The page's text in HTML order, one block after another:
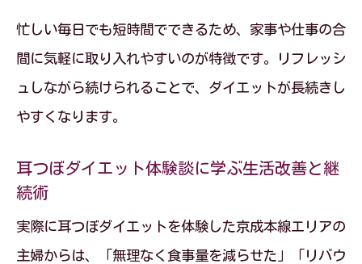
忙しい毎日でも短時間でできるため、家事や仕事の合
間に気軽に取り入れやすいのが特徴です。リフレッシ
ュしながら続けられることで、ダイエットが長続きし
やすくなります。
耳つぼダイエット体験談に学ぶ生活改善と継
続術
実際に耳つぼダイエットを体験した京成本線エリアの
主婦からは、「無理なく食事量を減らせた」「リバウ